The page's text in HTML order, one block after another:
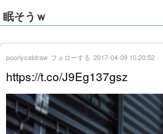
眠そうｗ
https://t.co/J9Eg137gsz
poorlycatdraw フォローする 2017-04-09 10:20:52